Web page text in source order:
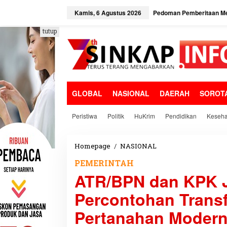
e
k
o
n
t
e
n
Kamis, 6 Agustus 2026 Pedoman Pemberitaan
GLOBAL NASIONAL DAERAH
Peristiwa Politik HuKrim Pendidikan
tutup
Homepage / NASIONAL
/
B
N
a
PEMERINTAH
ATR/BPN dan
Percontohan
Pertanahan